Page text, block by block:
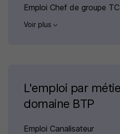
Emploi Chef de groupe
Voir plus
L'emploi par
domaine BTP
Emploi Canalisateur